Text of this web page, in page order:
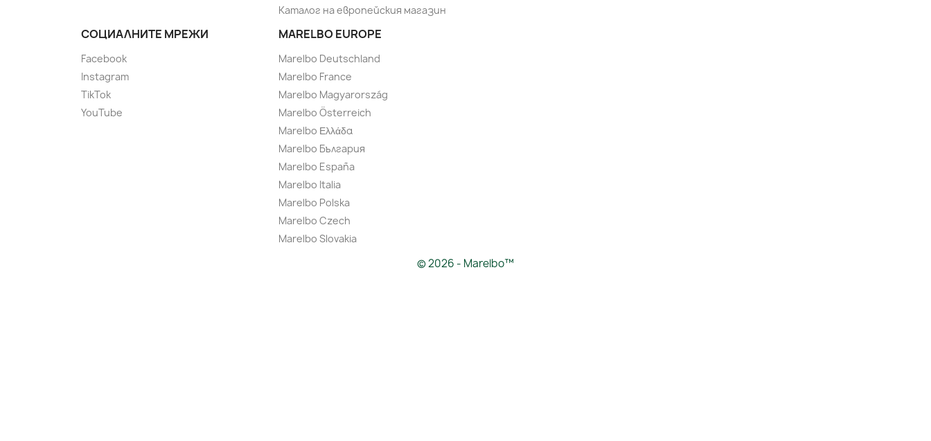
Каталог на европейския магазин
СОЦИАЛНИТЕ МРЕЖИ
Facebook
Instagram
TikTok
YouTube
MARELBO EUROPE
Marelbo Deutschland
Marelbo France
Marelbo Magyarország
Marelbo Österreich
Marelbo Ελλάδα
Marelbo България
Marelbo España
Marelbo Italia
Marelbo Polska
Marelbo Czech
Marelbo Slovakia
© 2026 - Marelbo™